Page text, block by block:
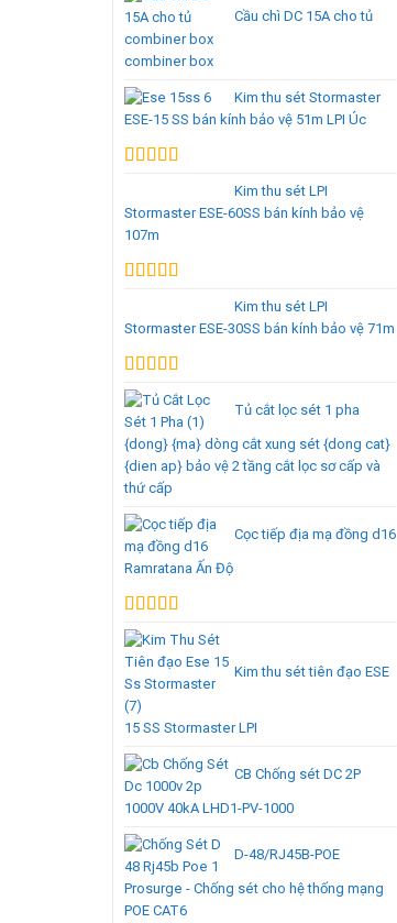
Cầu chì DC 15A cho tủ
combiner box
Kim thu sét Stormaster
ESE-15 SS bán kính bảo vệ 51m LPI Úc
sao
Kim thu sét LPI
Stormaster ESE-60SS bán kính bảo vệ
107m
sao
Kim thu sét LPI
Stormaster ESE-30SS bán kính bảo vệ 71m
Được xếp
hạng 5.005
sao
Tủ cắt lọc sét 1 pha
{dong} {ma} dòng cắt xung sét {dong cat}
{dien ap} bảo vệ 2 tầng cắt lọc sơ cấp và
thứ cấp
Cọc tiếp địa mạ đồng d16
Ramratana Ấn Độ
Được xếp
hạng5.00 5
sao
Kim thu sét tiên đạo ESE
15 SS Stormaster LPI
CB Chống sét DC 2P
1000V 40kA LHD1-PV-1000
D-48/RJ45B-POE
Prosurge - Chống sét cho hệ thống mạng
POE CAT6